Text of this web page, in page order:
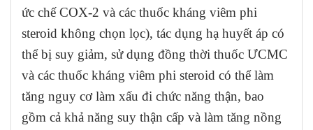
ức chế COX-2 và các thuốc kháng viêm phi
steroid không chọn lọc), tác dụng hạ huyết áp có
thể bị suy giảm, sử dụng đồng thời thuốc ƯCMC
và các thuốc kháng viêm phi steroid có thể làm
tăng nguy cơ làm xấu đi chức năng thận, bao
gồm cả khả năng suy thận cấp và làm tăng nồng